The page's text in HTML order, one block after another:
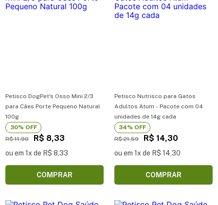
Petisco DogPet's Osso Mini 2/3
para Cães Porte Pequeno Natural
100g
30% OFF
R$ 11,90
R$ 8,33
ou em 1x de R$ 8,33
COMPRAR
Petisco Nutrisco para Gatos
Adultos Atum - Pacote com 04
unidades de 14g cada
34% OFF
R$ 21,59
R$ 14,30
ou em 1x de R$ 14,30
COMPRAR